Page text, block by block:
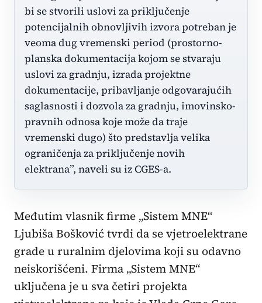
bi se stvorili uslovi za priključenje
potencijalnih obnovljivih izvora potreban je
veoma dug vremenski period (prostorno-
planska dokumentacija kojom se stvaraju
uslovi za gradnju, izrada projektne
dokumentacije, pribavljanje odgovarajućih
saglasnosti i dozvola za gradnju, imovinsko-
pravnih odnosa koje može da traje
vremenski dugo) što predstavlja velika
ograničenja za priključenje novih
elektrana”, naveli su iz CGES-a.
Međutim vlasnik firme „Sistem MNE“
Ljubiša Bošković tvrdi da se vjetroelektrane
grade u ruralnim djelovima koji su odavno
neiskorišćeni. Firma „Sistem MNE“
uključena je u sva četiri projekta